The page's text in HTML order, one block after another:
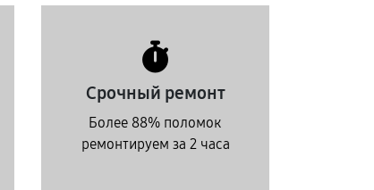
Срочный ремонт
Более 88% поломок
ремонтируем за 2 часа